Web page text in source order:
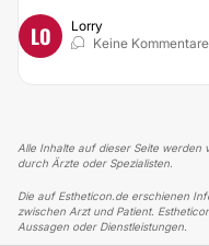
LO
Lorry
Keine Kommentare
Alle Inhalte auf dieser Seite werden
durch Ärzte oder Spezialisten.
Die auf Estheticon.de erschienen
zwischen Arzt und Patient.
Aussagen oder Dienstleistungen.